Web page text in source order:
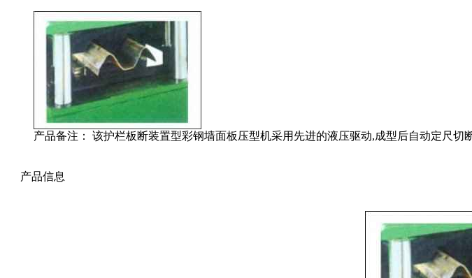
产品备注： 该护栏板断装置型彩钢墙面板压型机采用先进的液压驱动,成型后自动定尺
产品信息